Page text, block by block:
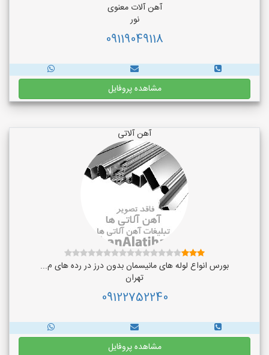
آهن آلات معنوی
نور
09119049118
مشاهده پروفایل
آهن آلاتی
بورس انواع لوله های مانیسمان بدون درز در رده های م...
تهران
09122752240
مشاهده پروفایل